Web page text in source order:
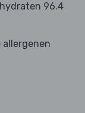
96.4
allergenen